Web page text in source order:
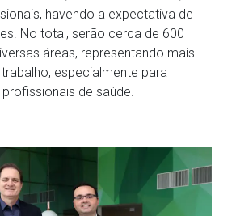
havendo a expectativa de
No total, serão cerca de 600
áreas, representando mais
especialmente para
de saúde.